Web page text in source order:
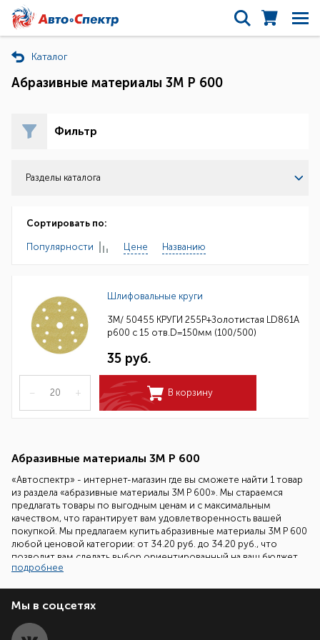
Каталог
Абразивные материалы 3М Р 600
Фильтр
Разделы каталога
Сортировать по:
Популярности Цене Названию
Шлифовальные круги
3M/ 50455 КРУГИ 255P+Золотистая LD861A
p600 с 15 отв.D=150мм (100/500)
35 руб.
– + В корзину
Абразивные материалы 3М Р 600
«Автоспектр» - интернет-магазин где вы сможете найти 1 товар
из раздела «абразивные материалы 3М Р 600». Мы стараемся
предлагать товары по выгодным ценам и с максимальным
качеством, что гарантирует вам удовлетворенность вашей
покупкой. Мы предлагаем купить абразивные материалы 3М Р 600
любой ценовой категории: от 34.20 руб. до 34.20 руб., что
позволит вам сделать выбор ориентированный на ваш бюджет.
необходимый товар. Все что вам надо сделать - это позвонить
нам по бесплатному телефонному номеру 8 (800) 700-86-08 и
подробнее
Мы в соцсетях